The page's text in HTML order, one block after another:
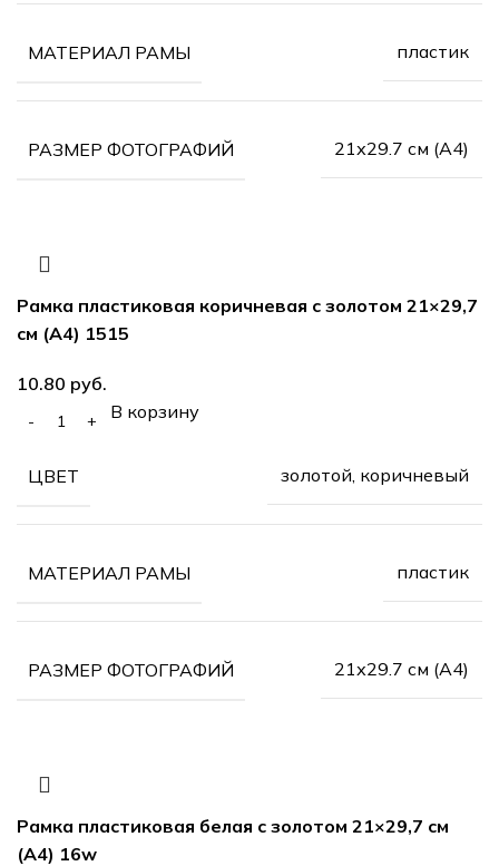
МАТЕРИАЛ РАМЫ пластик
РАЗМЕР ФОТОГРАФИЙ 21х29.7 см (А4)
Рамка пластиковая коричневая с золотом 21×29,7
см (А4) 1515
руб.
В корзину
ЦВЕТ золотой, коричневый
МАТЕРИАЛ РАМЫ пластик
РАЗМЕР ФОТОГРАФИЙ 21х29.7 см (А4)
Рамка пластиковая белая с золотом 21×29,7 см
(А4) 16w